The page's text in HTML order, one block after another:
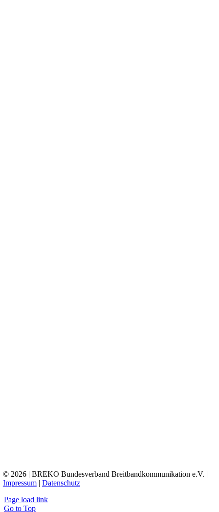
© 2026 | BREKO Bundesverband Breitbandkommunikation e.V. |
Impressum| Datenschutz
Page load link
Go to Top